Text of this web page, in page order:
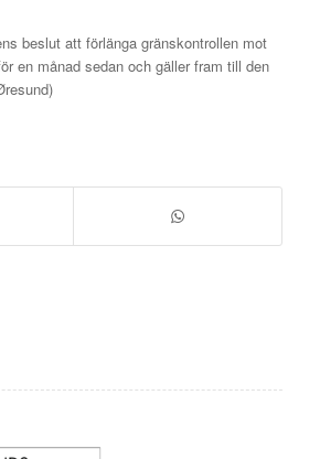
beslut att förlänga gränskontrollen mot
en månad sedan och gäller fram till den